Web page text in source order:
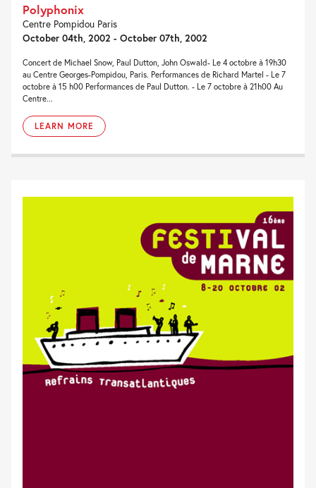
Polyphonix
Centre Pompidou Paris
October 04th, 2002 - October 07th, 2002
Concert de Michael Snow, Paul Dutton, John Oswald- Le 4 octobre à 19h30
au Centre Georges-Pompidou, Paris. Performances de Richard Martel - Le 7
octobre à 15 h00 Performances de Paul Dutton. - Le 7 octobre à 21h00 Au
Centre...
LEARN MORE